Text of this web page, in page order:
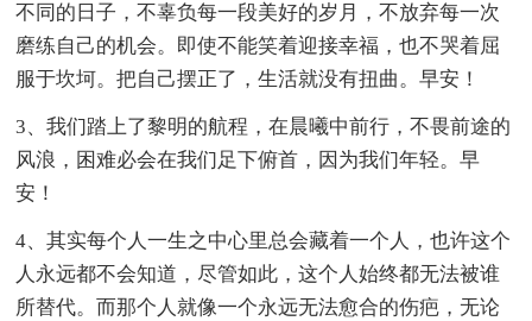
不同的日子，不辜负每一段美好的岁月，不放弃每一次
磨练自己的机会。即使不能笑着迎接幸福，也不哭着屈
服于坎坷。把自己摆正了，生活就没有扭曲。早安！
3、我们踏上了黎明的航程，在晨曦中前行，不畏前途的
风浪，困难必会在我们足下俯首，因为我们年轻。早
安！
4、其实每个人一生之中心里总会藏着一个人，也许这个
人永远都不会知道，尽管如此，这个人始终都无法被谁
所替代。而那个人就像一个永远无法愈合的伤疤，无论